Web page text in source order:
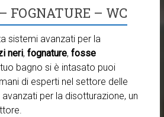
FOGNATURE – WC
sistemi avanzati per la
neri, fognature, fosse
bagno si è intasato puoi
di esperti nel settore delle
per la disotturazione, un